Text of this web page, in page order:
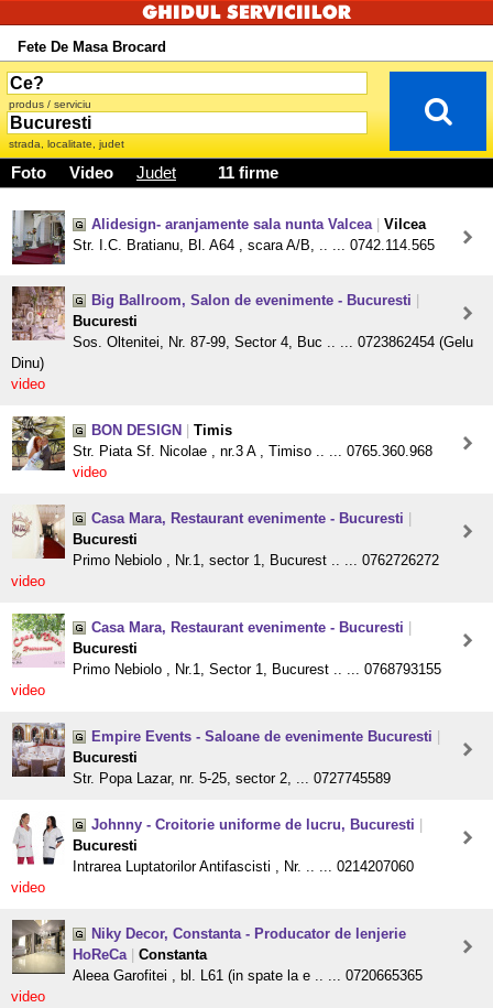
Fete De Masa Brocard
produs / serviciu
strada, localitate, judet
Foto Video Judet 11 firme
Alidesign- aranjamente sala nunta Valcea
Vilcea
Str. I.C. Bratianu, Bl. A64 , scara A/B, .. ... 0742.114.565
Big Ballroom, Salon de evenimente - Bucuresti
Bucuresti
Sos. Oltenitei, Nr. 87-99, Sector 4, Buc .. ... 0723862454 (Gelu
Dinu)
video
BON DESIGN
Timis
Str. Piata Sf. Nicolae , nr.3 A , Timiso .. ... 0765.360.968
video
Casa Mara, Restaurant evenimente - Bucuresti
Bucuresti
Primo Nebiolo , Nr.1, sector 1, Bucurest .. ... 0762726272
video
Casa Mara, Restaurant evenimente - Bucuresti
Bucuresti
Primo Nebiolo , Nr.1, Sector 1, Bucurest .. ... 0768793155
video
Empire Events - Saloane de evenimente Bucuresti
Bucuresti
Str. Popa Lazar, nr. 5-25, sector 2, ... 0727745589
Johnny - Croitorie uniforme de lucru, Bucuresti
Bucuresti
Intrarea Luptatorilor Antifascisti , Nr. .. ... 0214207060
video
Niky Decor, Constanta - Producator de lenjerie
HoReCa
Constanta
Aleea Garofitei , bl. L61 (in spate la e .. ... 0720665365
video